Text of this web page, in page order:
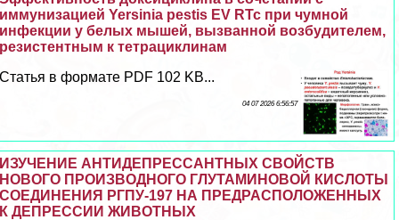
иммунизацией Yersinia pestis EV RTc при чумной
инфекции у белых мышей, вызванной возбудителем,
резистентным к тетрациклинам
Статья в формате PDF 102 KB...
04 07 2026 6:56:57
ИЗУЧЕНИЕ АНТИДЕПРЕССАНТНЫХ СВОЙСТВ
НОВОГО ПРОИЗВОДНОГО ГЛУТАМИНОВОЙ КИСЛОТЫ
СОЕДИНЕНИЯ РГПУ-197 НА ПРЕДРАСПОЛОЖЕННЫХ
К ДЕПРЕССИИ ЖИВОТНЫХ